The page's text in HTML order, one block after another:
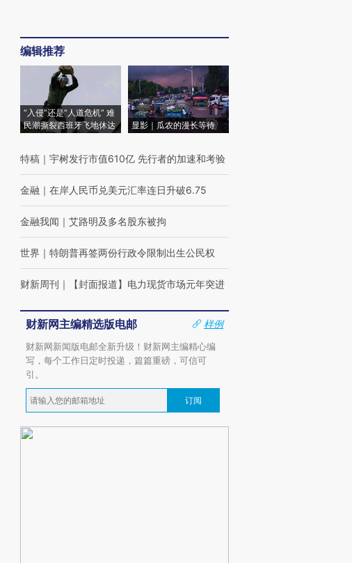
编辑推荐
“入侵”还是“人道危机” 难
民潮撕裂西班牙飞地休达
显影｜瓜农的漫长等待
特稿 ｜ 宇树发行市值610亿 先行者的加速和考验
金融 ｜ 在岸人民币兑美元汇率连日升破6.75
金融我闻 ｜ 艾路明及多名股东被拘
世界 ｜ 特朗普再签两份行政令限制出生公民权
财新周刊 ｜ 【封面报道】电力现货市场元年突进
财新网主编精选版电邮
样例
财新网新闻版电邮全新升级！财新网主编精心编
写，每个工作日定时投递，篇篇重磅，可信可
引。
订阅